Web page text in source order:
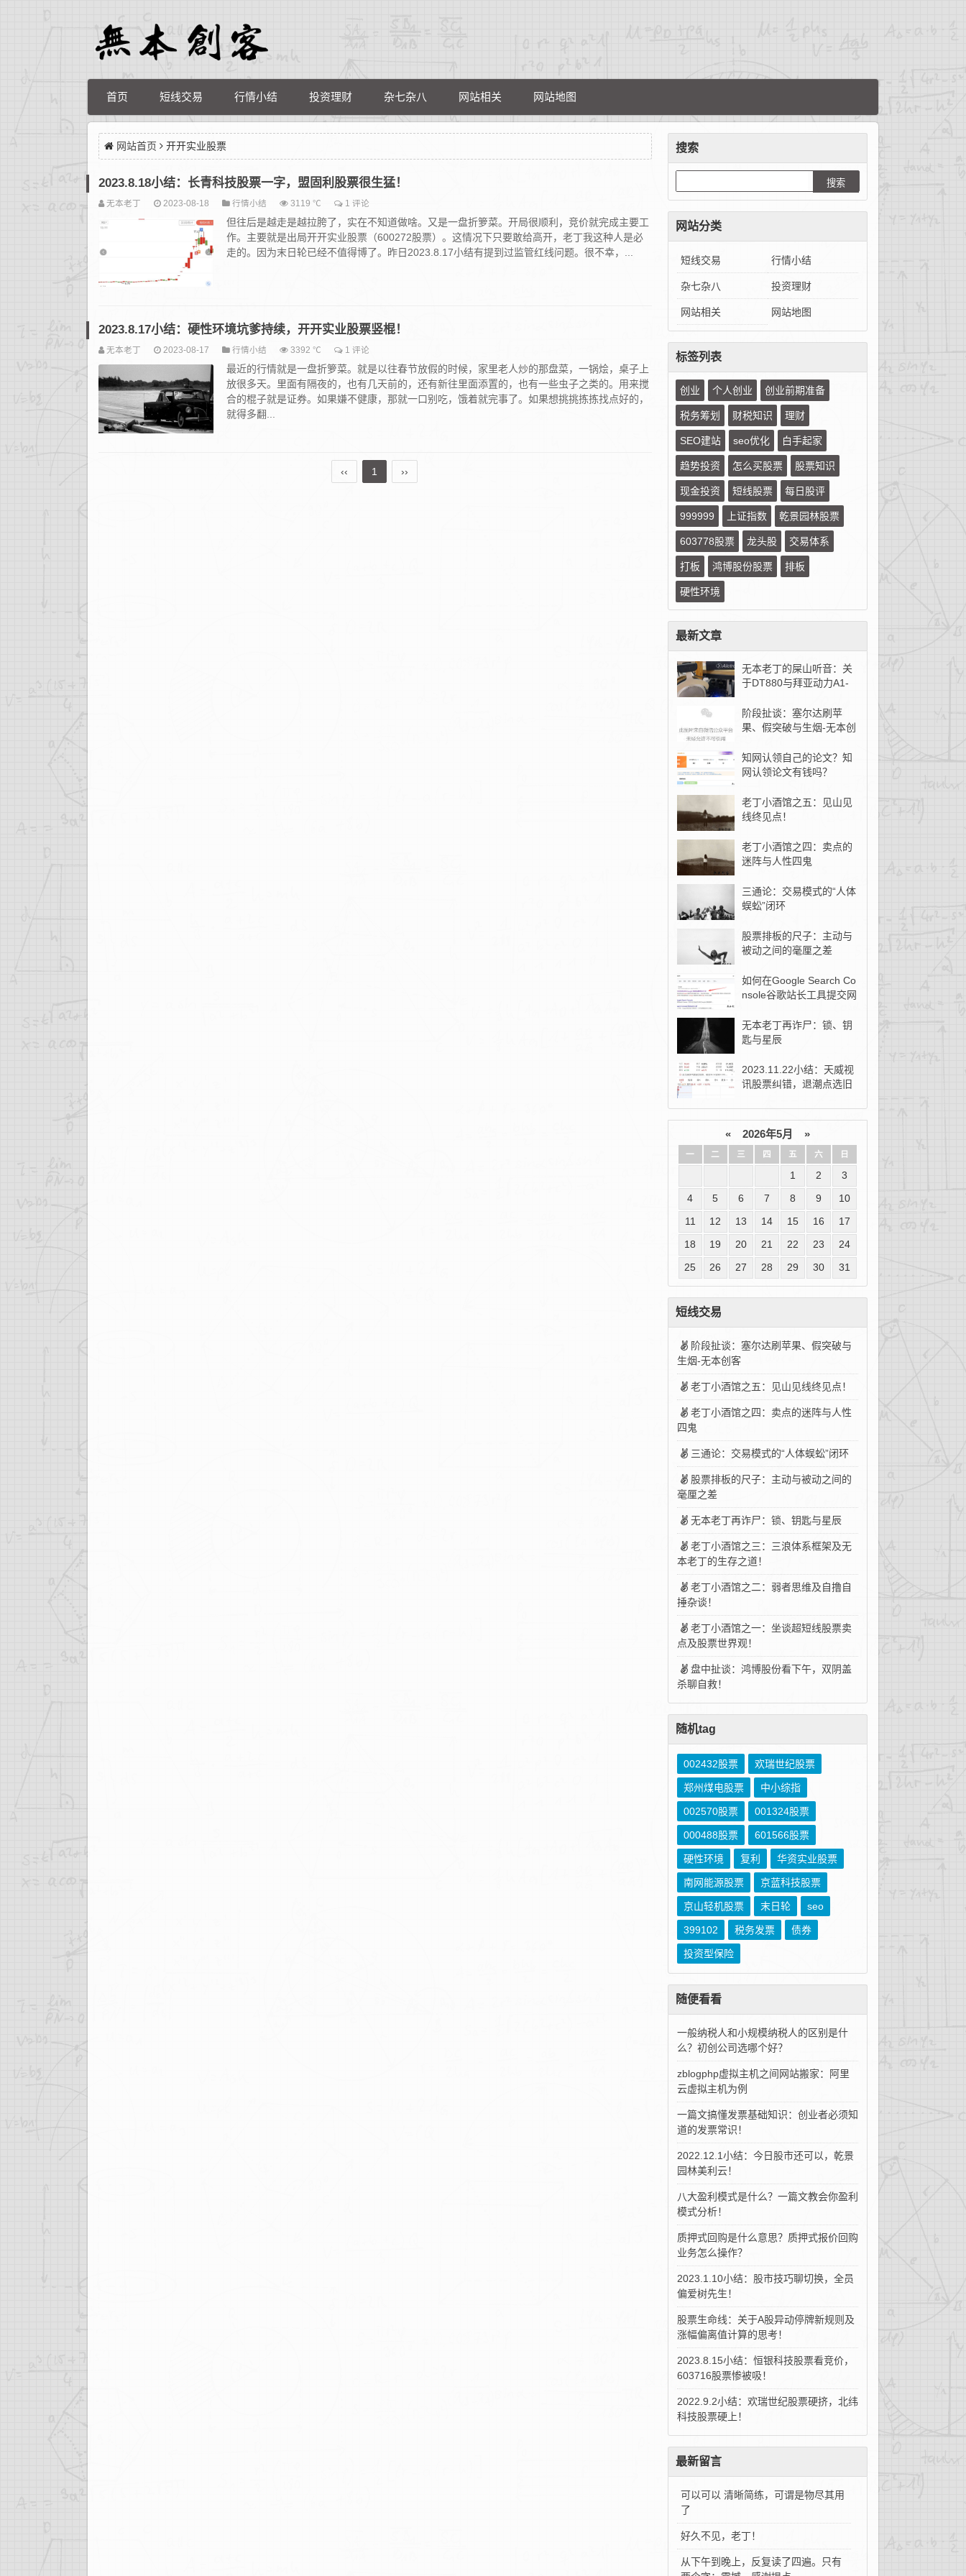
首页 短线交易 行情小结 投资理财 杂七杂八 网站相关 网站地图
网站首页 开开实业股票
2023.8.18小结：长青科技股票一字，盟固利股票很生猛！
无本老丁 2023-08-18 行情小结 3119 ℃ 1 评论
但往后是越走是越拉胯了，实在不知道做啥。又是一盘折箩菜。开局很顺利，竞价就完成主要工
作。主要就是出局开开实业股票（600272股票）。这情况下只要敢给高开，老丁我这种人是必
走的。因为末日轮已经不值得博了。昨日2023.8.17小结有提到过监管红线问题。很不幸，...
2023.8.17小结：硬性环境坑爹持续，开开实业股票竖棍！
无本老丁 2023-08-17 行情小结 3392 ℃ 1 评论
最近的行情就是一盘折箩菜。就是以往春节放假的时候，家里老人炒的那盘菜，一锅烩，桌子上
放很多天。里面有隔夜的，也有几天前的，还有新往里面添置的，也有一些虫子之类的。用来搅
合的棍子就是证券。如果嫌不健康，那就一口别吃，饿着就完事了。如果想挑挑拣拣找点好的，
就得多翻...
‹‹ 1 ››
搜索
网站分类
短线交易 行情小结
杂七杂八 投资理财
网站相关 网站地图
标签列表
创业 个人创业 创业前期准备
税务筹划 财税知识 理财
SEO建站 seo优化 白手起家
趋势投资 怎么买股票 股票知识
现金投资 短线股票 每日股评
999999 上证指数 乾景园林股票
603778股票 龙头股 交易体系
打板 鸿博股份股票 排板
硬性环境
最新文章
无本老丁的屎山听音：关
于DT880与拜亚动力A1-
阶段扯谈：塞尔达刷苹
果、假突破与生烟-无本创
知网认领自己的论文？知
网认领论文有钱吗？
老丁小酒馆之五：见山见
线终见点！
老丁小酒馆之四：卖点的
迷阵与人性四鬼
三通论：交易模式的“人体
蜈蚣”闭环
股票排板的尺子：主动与
被动之间的毫厘之差
如何在Google Search Co
nsole谷歌站长工具提交网
无本老丁再诈尸：锁、钥
匙与星辰
2023.11.22小结：天威视
讯股票纠错，退潮点选旧
« 2026年5月 »
一 二 三 四 五 六 日
1 2
3
4
5 6 7 8 9
10
11
12 13 14 15 16
17
18
19 20 21 22 23
24
25
26 27 28 29 30 31
短线交易
阶段扯谈：塞尔达刷苹果、假突破与
生烟-无本创客
老丁小酒馆之五：见山见线终见点！
老丁小酒馆之四：卖点的迷阵与人性
四鬼
三通论：交易模式的“人体蜈蚣”闭环
股票排板的尺子：主动与被动之间的
毫厘之差
无本老丁再诈尸：锁、钥匙与星辰
老丁小酒馆之三：三浪体系框架及无
本老丁的生存之道！
老丁小酒馆之二：弱者思维及自撸自
捶杂谈！
老丁小酒馆之一：坐谈超短线股票卖
点及股票世界观！
盘中扯谈：鸿博股份看下午，双阴盖
杀聊自救！
随机tag
002432股票 欢瑞世纪股票
郑州煤电股票 中小综指
002570股票 001324股票
000488股票 601566股票
硬性环境 复利 华资实业股票
南网能源股票 京蓝科技股票
京山轻机股票 末日轮 seo
399102 税务发票 债券
投资型保险
随便看看
一般纳税人和小规模纳税人的区别是什
么？初创公司选哪个好？
zblogphp虚拟主机之间网站搬家：阿里
云虚拟主机为例
一篇文搞懂发票基础知识：创业者必须知
道的发票常识！
2022.12.1小结：今日股市还可以，乾景
园林美利云！
八大盈利模式是什么？一篇文教会你盈利
模式分析！
质押式回购是什么意思？质押式报价回购
业务怎么操作？
2023.1.10小结：股市技巧聊切换，全员
偏爱树先生！
股票生命线：关于A股异动停牌新规则及
涨幅偏离值计算的思考！
2023.8.15小结：恒银科技股票看竞价，
603716股票惨被吸！
2022.9.2小结：欢瑞世纪股票硬挤，北纬
科技股票硬上！
最新留言
可以可以 清晰简练，可谓是物尽其用
了
好久不见，老丁！
从下午到晚上，反复读了四遍。只有